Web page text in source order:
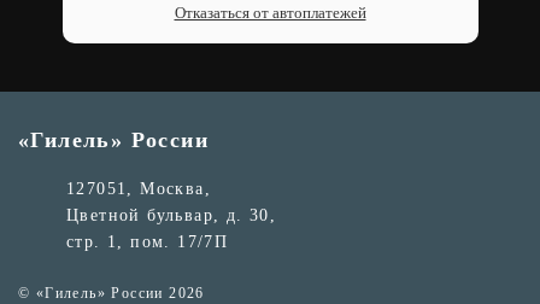
Отказаться от автоплатежей
«Гилель» России
127051, Москва,
Цветной бульвар, д. 30,
стр. 1, пом. 17/7П
© «Гилель» России 2026